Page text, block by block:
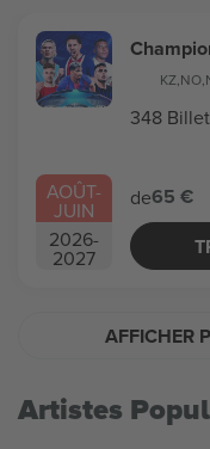
AOÛT-
JUIN
2026-
2027
KZ,NO,
348
de65 €
AFFICHER
Artistes